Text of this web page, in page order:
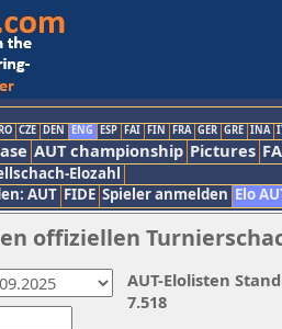
CZE DEN ENG ESP FAI FIN FRA GER GRE INA
AUT championship Pictures
Elozahl
AUT FIDE Spieler anmelden Elo
offiziellen
AUT-Elolisten
7.518